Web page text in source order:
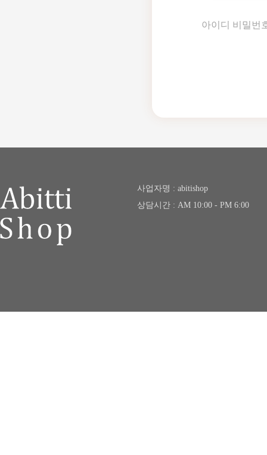
아이디 비밀번
사업자명 : abitishop
상담시간 : AM 10:00 - PM 6:00